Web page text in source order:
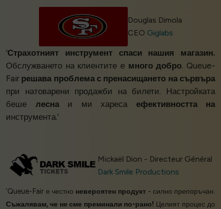
Douglas Dimola
CEO Giglabs
‘Страхотният инструмент спаси нашия магазин.
Обслужването на клиентите е много добро. Queue-
Fair решава проблема с пренасищането на сървъра
при натоварени продажби на билети. Настройката
беше леснаи ми хареса ефективността на
инструмента.’
Mickaël Dion - Directeur Général
Dark Smile Productions
‘Queue-Fair е честно невероятен продукт- силно препоръчан.
Съжалявам, че не сме преминали по-рано! Целият процес до